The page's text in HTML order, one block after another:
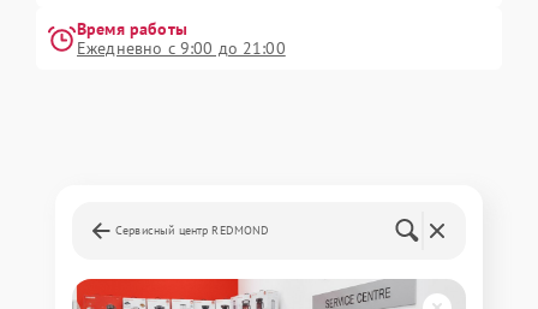
Время работы
Ежедневно с 9:00 до 21:00
Сервисный центр REDMOND